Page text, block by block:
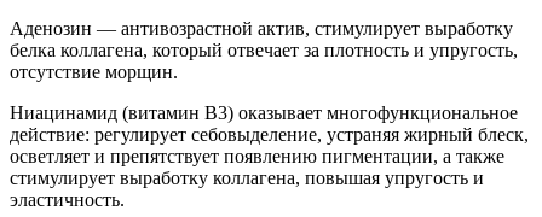
Аденозин — антивозрастной актив, стимулирует выработку
белка коллагена, который отвечает за плотность и упругость,
отсутствие морщин.
Ниацинамид (витамин B3) оказывает многофункциональное
действие: регулирует себовыделение, устраняя жирный блеск,
осветляет и препятствует появлению пигментации, а также
стимулирует выработку коллагена, повышая упругость и
эластичность.